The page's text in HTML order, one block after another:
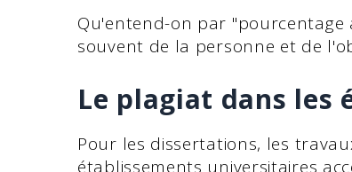
Qu'entend-on par "pourcentage
souvent de la personne et de
Le plagiat dans les
Pour les dissertations, les
établissements universitaires